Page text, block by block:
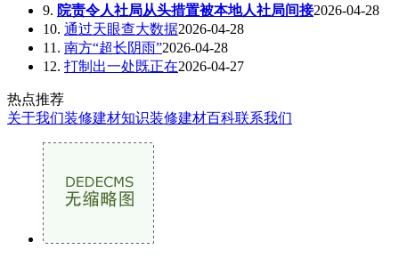
9. 院责令人社局从头措置被本地人社局间接2026-04-28
10. 通过天眼查大数据2026-04-28
11. 南方“超长阴雨”2026-04-28
12. 打制出一处既正在2026-04-27
热点推荐
关于我们装修建材知识装修建材百科联系我们